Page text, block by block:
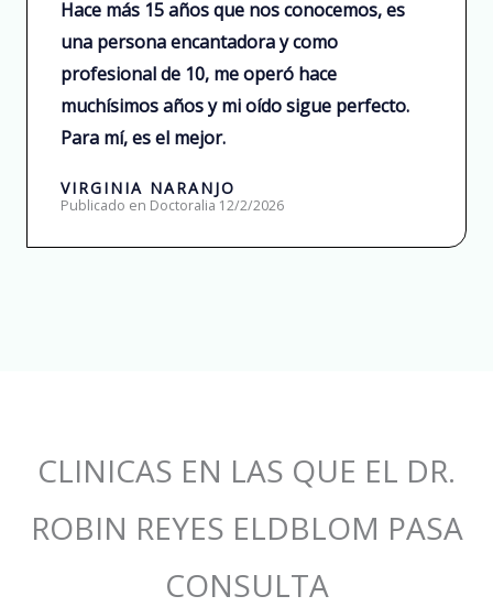
u
t
o
5
Hace más 15 años que nos conocemos, es
una persona encantadora y como
profesional de 10, me operó hace
muchísimos años y mi oído sigue perfecto.
Para mí, es el mejor.
VIRGINIA NARANJO
Publicado en Doctoralia 12/2/2026
CLINICAS EN LAS QUE EL DR.
ROBIN REYES ELDBLOM PASA
CONSULTA